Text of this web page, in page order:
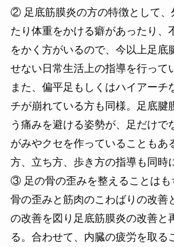
② 足底筋膜炎の方の特徴として、
たり体重をかける癖があったり、
をかく方がいるので、今以上足底
せない日常生活上の指導を行って
また、偏平足もしくはハイアーチ
チが崩れている方も同様。足底腱
う痛みを避ける姿勢が、足だけで
がみやクセを作っていることもあ
方、立ち方、歩き方の指導も同時
③ 足の骨の歪みを整えることはも
骨の歪みと筋肉のこわばりの改善
の改善を図り足底筋膜炎の改善と
る。合わせて、内臓の疲労を取る